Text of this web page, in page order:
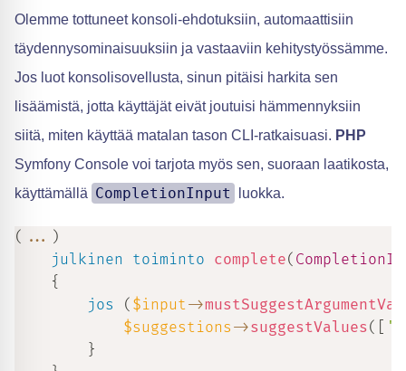
Olemme tottuneet konsoli-ehdotuksiin, automaattisiin
täydennysominaisuuksiin ja vastaaviin kehitystyössämme.
Jos luot konsolisovellusta, sinun pitäisi harkita sen
lisäämistä, jotta käyttäjät eivät joutuisi hämmennyksiin
siitä, miten käyttää matalan tason CLI-ratkaisuasi. PHP
Symfony Console voi tarjota myös sen, suoraan laatikosta,
käyttämällä CompletionInput luokka.
( ... )
julkinen
toiminto complete(
{
jos
( $input->
$suggestions ->suggestValues(
}